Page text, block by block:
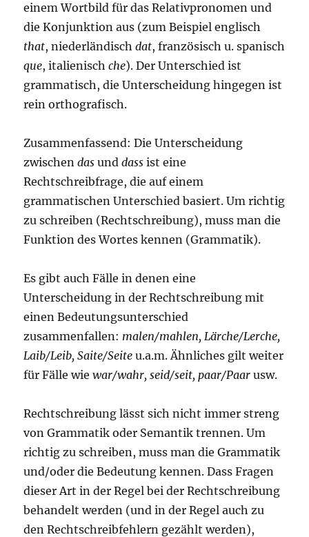
einem Wortbild für das Relativpronomen und
die Konjunktion aus (zum Beispiel englisch
that, niederländischdat, französisch u. spanisch
que, italienischche). Der Unterschied ist
grammatisch, die Unterscheidung hingegen ist
rein orthografisch.
Zusammenfassend: Die Unterscheidung
zwischendas unddass ist eine
Rechtschreibfrage, die auf einem
grammatischen Unterschied basiert. Um richtig
zu schreiben (Rechtschreibung), muss man die
Funktion des Wortes kennen (Grammatik).
Es gibt auch Fälle in denen eine
Unterscheidung in der Rechtschreibung mit
einen Bedeutungsunterschied
zusammenfallen: malen/mahlen, Lärche/Lerche,
Laib/Leib, Saite/Seite u.a.m. Ähnliches gilt weiter
für Fälle wie war/wahr, seid/seit, paar/Paarusw.
Rechtschreibung lässt sich nicht immer streng
von Grammatik oder Semantik trennen. Um
richtig zu schreiben, muss man die Grammatik
und/oder die Bedeutung kennen. Dass Fragen
dieser Art in der Regel bei der Rechtschreibung
behandelt werden (und in der Regel auch zu
den Rechtschreibfehlern gezählt werden),